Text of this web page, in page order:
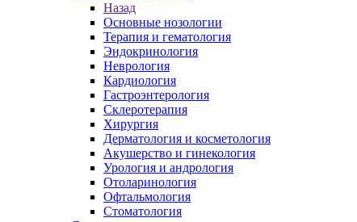
Назад
Основные нозологии
Терапия и гематология
Эндокринология
Неврология
Кардиология
Гастроэнтерология
Склеротерапия
Хирургия
Дерматология и косметология
Акушерство и гинекология
Урология и андрология
Отоларинология
Офтальмология
Стоматология